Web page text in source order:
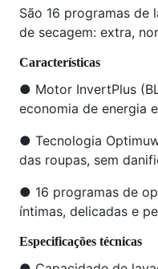
São 16 programas de
de secagem: extra,
Características
● Motor InvertPlus
economia de energia
● Tecnologia
das roupas, sem
● 16 programas de
íntimas, delicadas e
Especificações técnicas